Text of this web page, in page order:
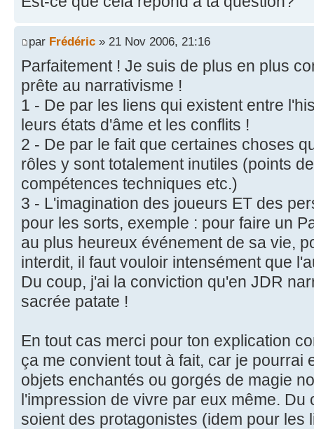
par Frédéric » 21 Nov 2006, 21:16
Parfaitement ! Je suis de plus en plus
prête au narrativisme !
1 - De par les liens qui existent entre
leurs états d'âme et les conflits !
2 - De par le fait que certaines choses
rôles y sont totalement inutiles (points
compétences techniques etc.)
3 - L'imagination des joueurs ET des
pour les sorts, exemple : pour faire un
au plus heureux événement de sa vie,
interdit, il faut vouloir intensément que
Du coup, j'ai la conviction qu'en JDR
sacrée patate !
En tout cas merci pour ton explication
ça me convient tout à fait, car je pourrai
objets enchantés ou gorgés de magie
l'impression de vivre par eux même. Du
soient des protagonistes (idem pour les